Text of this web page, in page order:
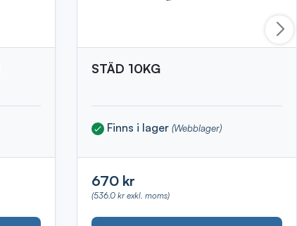
STÄD 10KG
Finns i lager(Webblager)
670 kr
(536.0 kr exkl. moms)